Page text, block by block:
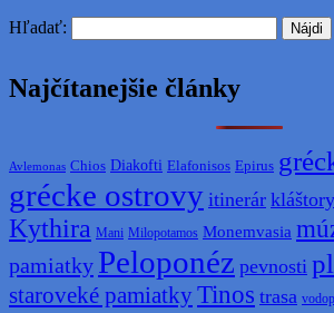
Hľadať:
Najčítanejšie články
Avlemonas Chios Diakofti Elafonisos Epirus
grécke ostrovy itinerár kláštory
Kythira Mani Milopotamos Monemvasia
pamiatky Peloponéz pevnosti
staroveké pamiatkyTinos trasa